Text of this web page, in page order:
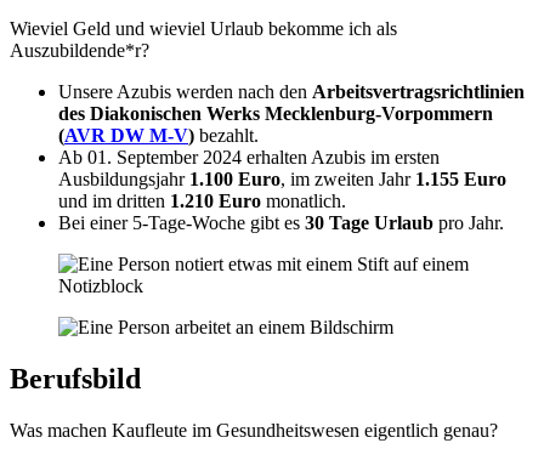
Wieviel Geld und wieviel Urlaub bekomme ich als
Auszubildende*r?
Unsere Azubis werden nach den Arbeitsvertragsrichtlinien
des Diakonischen Werks Mecklenburg-Vorpommern
(AVR DW M-V) bezahlt.
Ab 01. September 2024 erhalten Azubis im ersten
Ausbildungsjahr 1.100 Euro, im zweiten Jahr 1.155 Euro
und im dritten 1.210 Euro monatlich.
Bei einer 5-Tage-Woche gibt es 30 Tage Urlaub pro Jahr.
Berufsbild
Was machen Kaufleute im Gesundheitswesen eigentlich genau?